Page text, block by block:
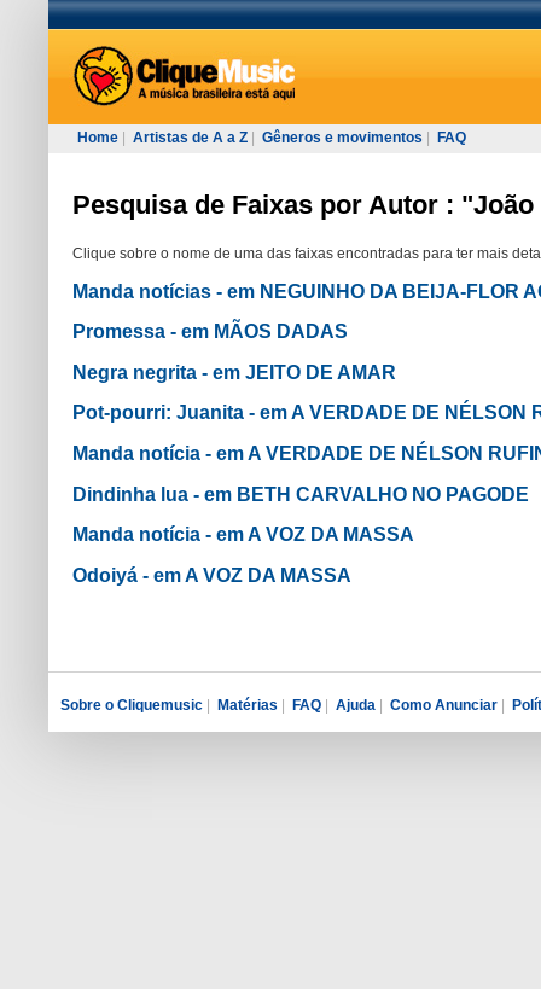
Home Artistas de A a Z Gêneros e movimentos FAQ
Pesquisa de Faixas por Autor :
Clique sobre o nome de uma das faixas encontradas para ter mais
Manda notícias - em NEGUINHO DA BEIJA-FLOR
Promessa - em MÃOS DADAS
Negra negrita - em JEITO DE AMAR
Pot-pourri: Juanita - em A VERDADE DE NÉLSON
Manda notícia - em A VERDADE DE NÉLSON
Dindinha lua - em BETH CARVALHO NO PAGODE
Manda notícia - em A VOZ DA MASSA
Odoiyá - em A VOZ DA MASSA
Sobre o Cliquemusic | Matérias | FAQ | Ajuda | Como Anunciar |